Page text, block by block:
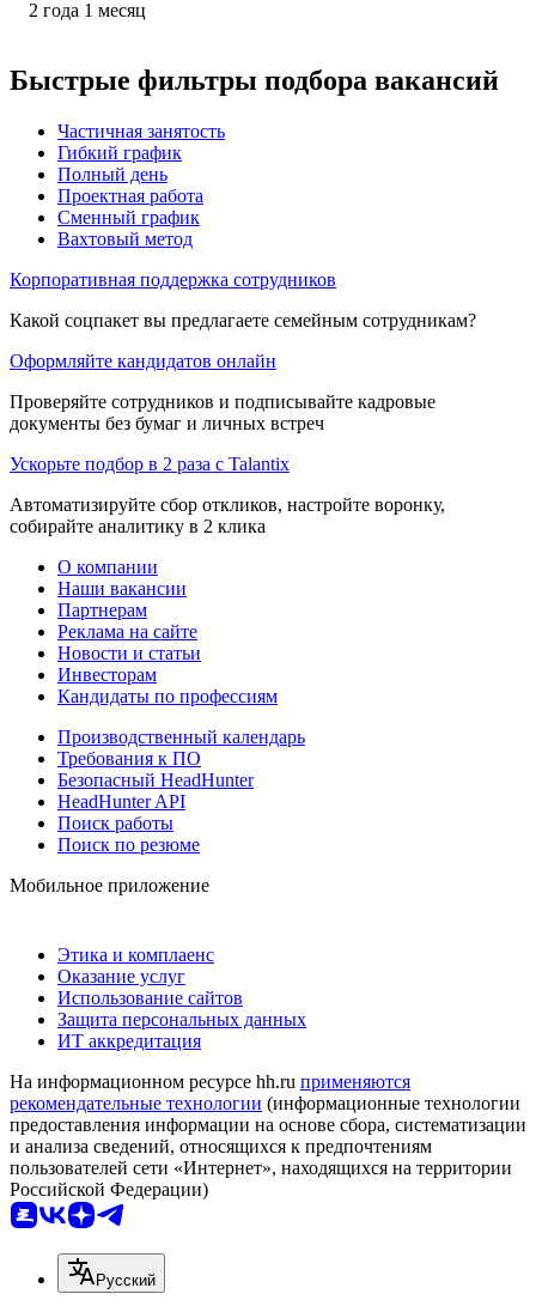
2 года 1 месяц
Быстрые фильтры подбора вакансий
Частичная занятость
Гибкий график
Полный день
Проектная работа
Сменный график
Вахтовый метод
Корпоративная поддержка сотрудников
Какой соцпакет вы предлагаете семейным сотрудникам?
Оформляйте кандидатов онлайн
Проверяйте сотрудников и подписывайте кадровые
документы без бумаг и личных встреч
Ускорьте подбор в 2 раза с Talantix
Автоматизируйте сбор откликов, настройте воронку,
собирайте аналитику в 2 клика
О компании
Наши вакансии
Партнерам
Реклама на сайте
Новости и статьи
Инвесторам
Кандидаты по профессиям
Производственный календарь
Требования к ПО
Безопасный HeadHunter
HeadHunter API
Поиск работы
Поиск по резюме
Мобильное приложение
Этика и комплаенс
Оказание услуг
Использование сайтов
Защита персональных данных
ИТ аккредитация
На информационном ресурсе hh.ru применяются
рекомендательные технологии (информационные технологии
предоставления информации на основе сбора, систематизации
и анализа сведений, относящихся к предпочтениям
пользователей сети «Интернет», находящихся на территории
Российской Федерации)
Русский